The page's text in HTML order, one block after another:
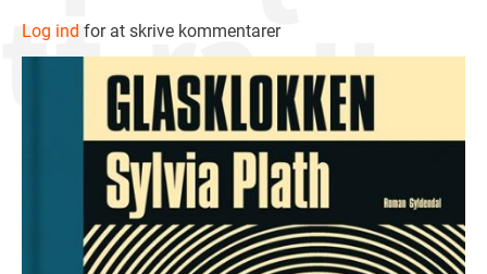
Log ind for at skrive kommentarer